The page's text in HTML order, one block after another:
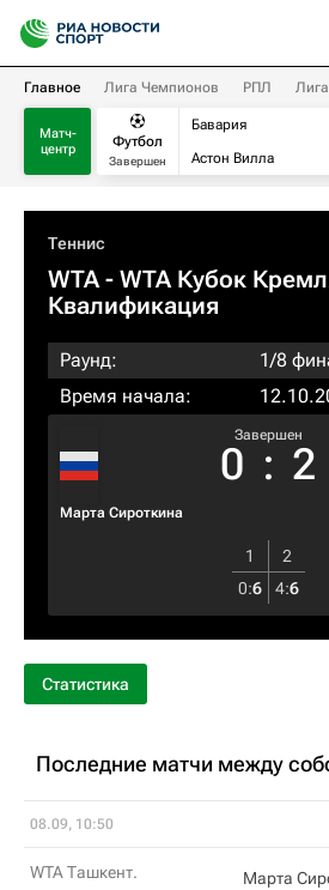
Главное Лига Чемпионов РПЛ
Матч-
центр
Футбол
Завершен
Бавария
Астон Вилла
Теннис
WTA- WTA Кубок
Квалификация
Раунд:
1/8
Время начала:
Марта Сироткина
Завершен
0 : 2
1
2
0:6 4:6
Статистика
Последние матчи между
08.09, 10:50
WTA Ташкент.
Марта